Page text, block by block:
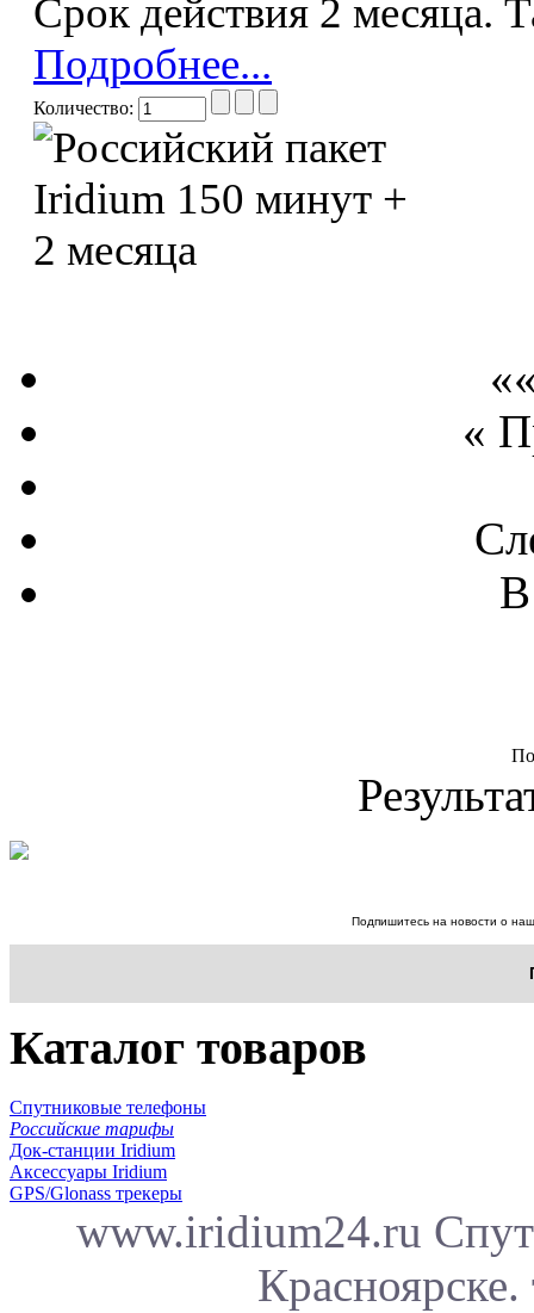
Срок действия 2 месяца.
Подробнее...
Количество:
«
Подпишитесь на новости о
Каталог товаров
Спутниковые телефоны
Российские тарифы
Док-станции Iridium
Аксессуары Iridium
GPS/Glonass трекеры
www.iridium24.ru